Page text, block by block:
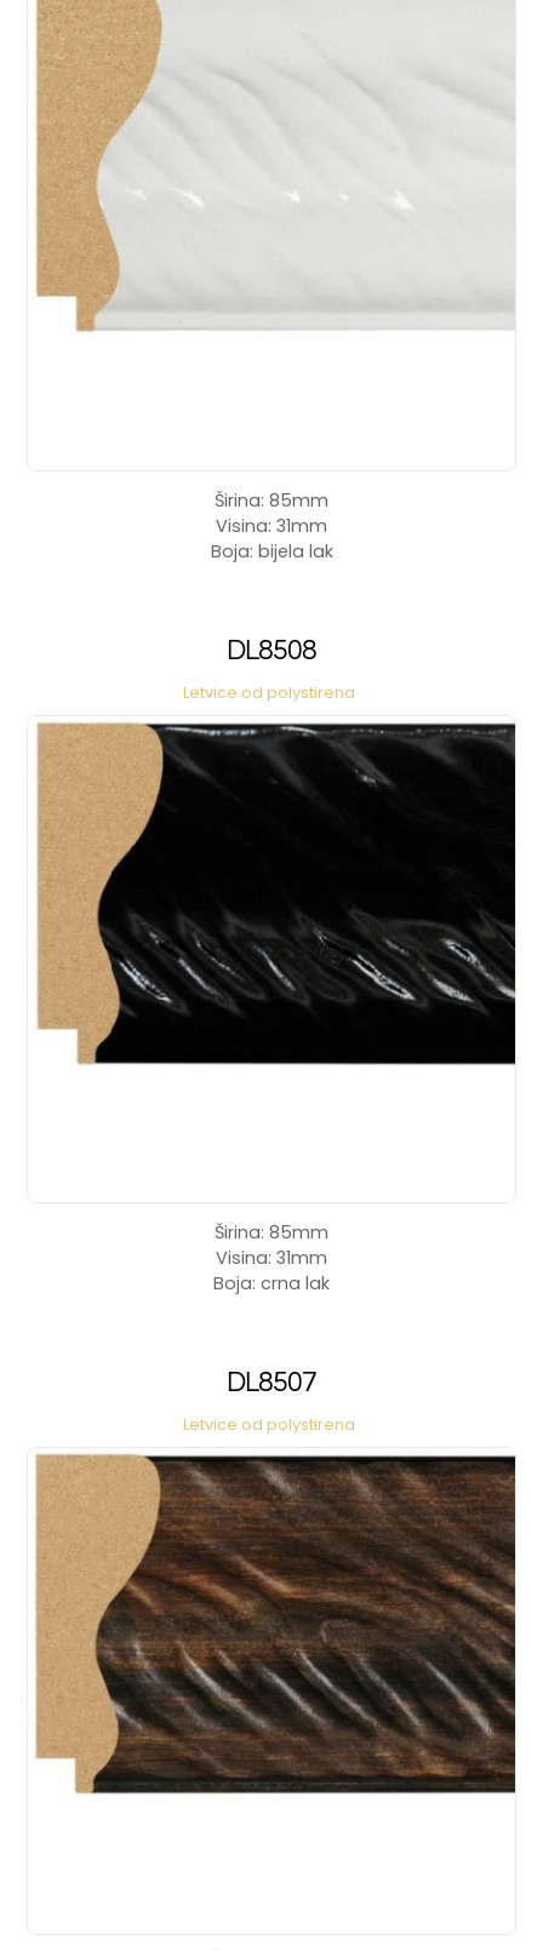
Širina: 85mm
Visina: 31mm
Boja: bijela lak
DL8508
Letvice od polystirena
Širina: 85mm
Visina: 31mm
Boja: crna lak
DL8507
Letvice od polystirena